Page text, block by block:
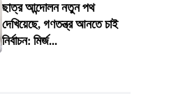
ছাত্র আন্দোলন নতুন পথ
দেখিয়েছে, গণতন্ত্র আনতে চাই
নির্বাচন: মির্জ...